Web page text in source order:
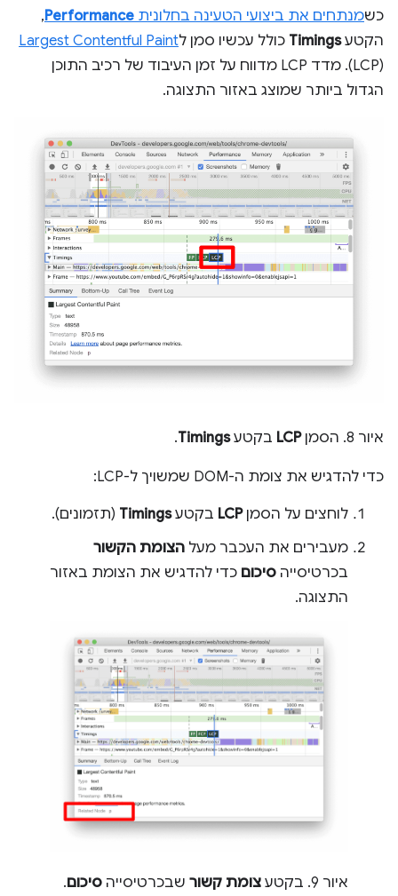
כשמנתחים את ביצועי הטעינה בחלונית Performance
,
הקטעTimings כולל עכשיו סמן לLargest Contentful Paint
(LCP). מדד LCP מדווח על זמן העיבוד של רכיב התוכן
הגדול ביותר שמוצג באזור התצוגה.
איור 8. הסמן LCP בקטעTimings
.
כדי להדגיש את צומת ה-DOM שמשויך ל-LCP:
לוחצים על הסמןLCP בקטעTimings (תזמונים).
מעבירים את העכבר מעל הצומת הקשור
בכרטיסייה סיכום כדי להדגיש את הצומת באזור
התצוגה.
איור 9. בקטע צומת קשור שבכרטיסייה סיכום.